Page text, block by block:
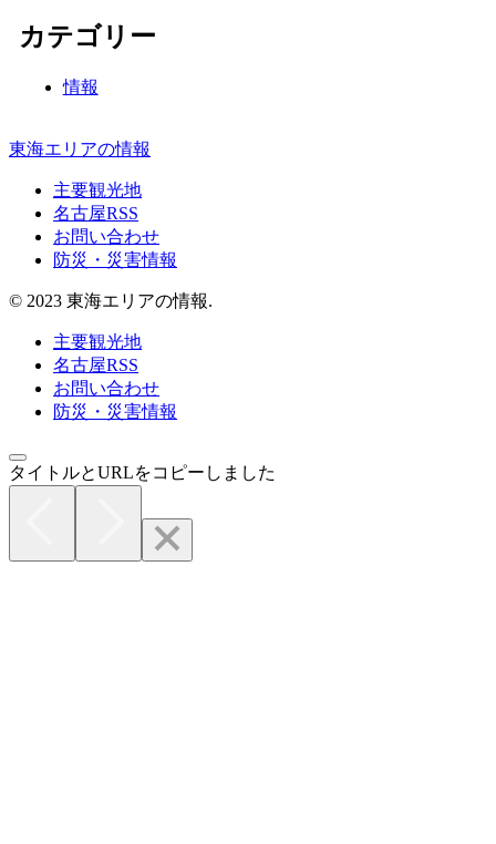
カテゴリー
情報
東海エリアの情報
主要観光地
名古屋RSS
お問い合わせ
防災・災害情報
© 2023 東海エリアの情報.
主要観光地
名古屋RSS
お問い合わせ
防災・災害情報
タイトルとURLをコピーしました